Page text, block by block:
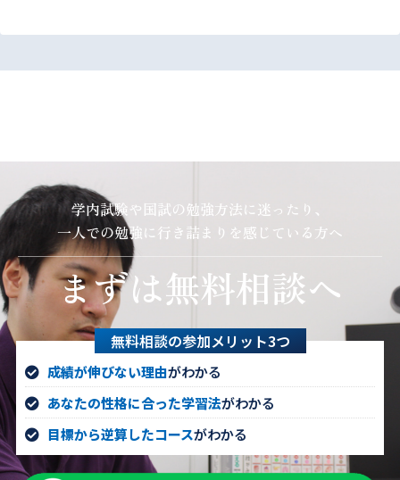
学内試験や国試の勉強方法に迷ったり、
一人での勉強に行き詰まりを感じている方へ
まずは無料相談へ
無料相談の参加メリット3つ
成績が伸びない理由がわかる
あなたの性格に合った学習法がわかる
目標から逆算したコースがわかる